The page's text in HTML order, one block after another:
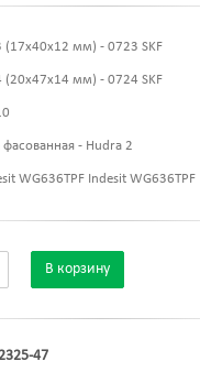
мм) - 0723 SKF
мм) - 0724 SKF
- Hudra 2
WG636TPF Indesit WG636TPF
В корзину
47